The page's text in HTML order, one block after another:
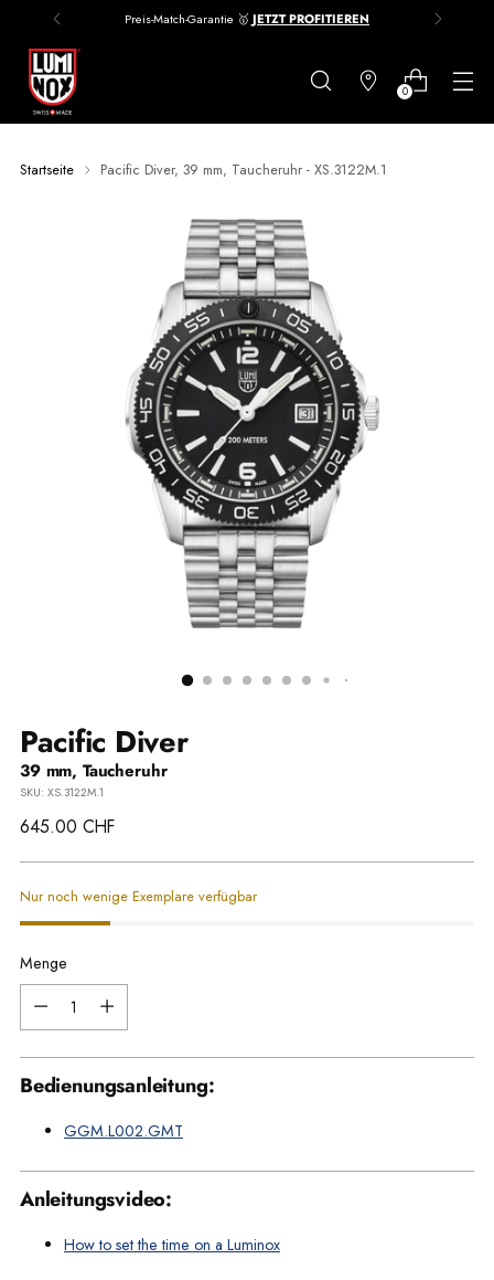
Werde Luminox Mitglied |10% Rabatt -Jetzt anmelden
0
Startseite Pacific Diver, 39 mm, Taucheruhr - XS.3122M.1
Pacific Diver
39 mm, Taucheruhr
SKU: XS.3122M.1
Regulärer
645.00 CHF
Nur noch wenige Exemplare verfügbar
Menge
Bedienungsanleitung:
GGM.L002.GMT
Anleitungsvideo:
How to set the time on a Luminox
Danke
für
deine
Anmeldung